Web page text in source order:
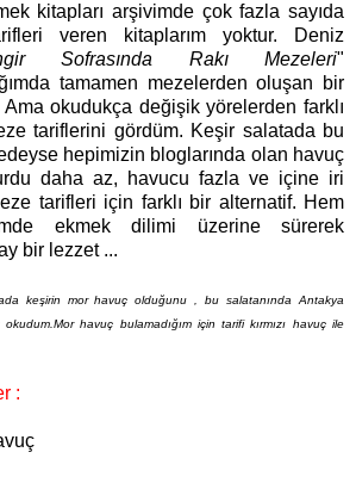
kitapları arşivimde çok fazla sayıda
veren kitaplarım yoktur. Deniz
Sofrasında Rakı Mezeleri"
tamamen mezelerden oluşan bir
Ama okudukça değişik yörelerden farklı
tariflerini gördüm. Keşir salatada bu
hepimizin bloglarında olan havuç
daha az, havucu fazla ve içine iri
tarifleri için farklı bir alternatif. Hem
ekmek dilimi üzerine sürerek
bir lezzet...
keşirin mor havuç olduğunu , bu salatanında Antakya
okudum.Mor havuç bulamadığım için tarifi kırmızı havuç ile
: